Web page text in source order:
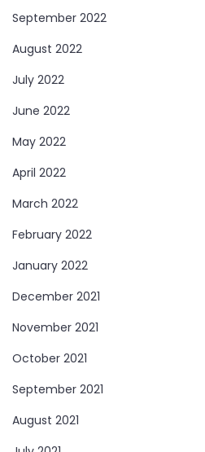
September 2022
August 2022
July 2022
June 2022
May 2022
April 2022
March 2022
February 2022
January 2022
December 2021
November 2021
October 2021
September 2021
August 2021